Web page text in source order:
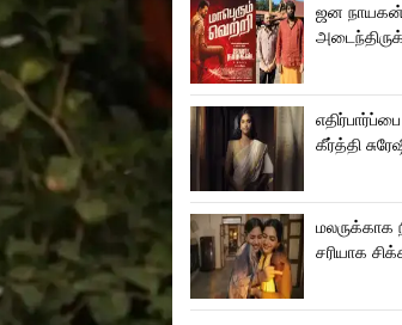
ஜன
கீர்த்தி
மலருக்காக
சரியாக